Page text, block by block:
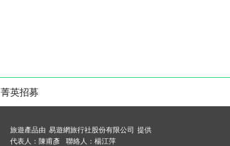
菁英招募
旅遊產品由 易遊網旅行社股份有限公司 提供
代表人：陳甫彥 聯絡人：楊江萍